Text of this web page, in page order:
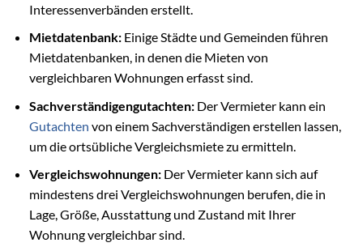
Interessenverbänden erstellt.
Mietdatenbank:Einige Städte und Gemeinden führen
Mietdatenbanken, in denen die Mieten von
vergleichbaren Wohnungen erfasst sind.
Sachverständigengutachten:Der Vermieter kann ein
Gutachten von einem Sachverständigen erstellen lassen,
um die ortsübliche Vergleichsmiete zu ermitteln.
Vergleichswohnungen:Der Vermieter kann sich auf
mindestens drei Vergleichswohnungen berufen, die in
Lage, Größe, Ausstattung und Zustand mit Ihrer
Wohnung vergleichbar sind.